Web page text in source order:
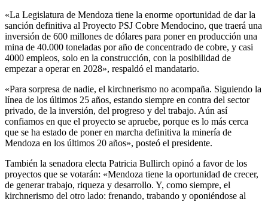
«La Legislatura de Mendoza tiene la enorme oportunidad de dar la
sanción definitiva al Proyecto PSJ Cobre Mendocino, que traerá una
inversión de 600 millones de dólares para poner en producción una
mina de 40.000 toneladas por año de concentrado de cobre, y casi
4000 empleos, solo en la construcción, con la posibilidad de
empezar a operar en 2028», respaldó el mandatario.
«Para sorpresa de nadie, el kirchnerismo no acompaña. Siguiendo la
línea de los últimos 25 años, estando siempre en contra del sector
privado, de la inversión, del progreso y del trabajo. Aún así
confiamos en que el proyecto se apruebe, porque es lo más cerca
que se ha estado de poner en marcha definitiva la minería de
Mendoza en los últimos 20 años», posteó el presidente.
También la senadora electa Patricia Bullirch opinó a favor de los
proyectos que se votarán: «Mendoza tiene la oportunidad de crecer,
de generar trabajo, riqueza y desarrollo. Y, como siempre, el
kirchnerismo del otro lado: frenando, trabando y oponiéndose al